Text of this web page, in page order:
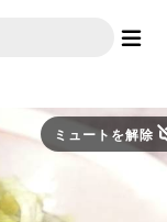
ミュートを解除